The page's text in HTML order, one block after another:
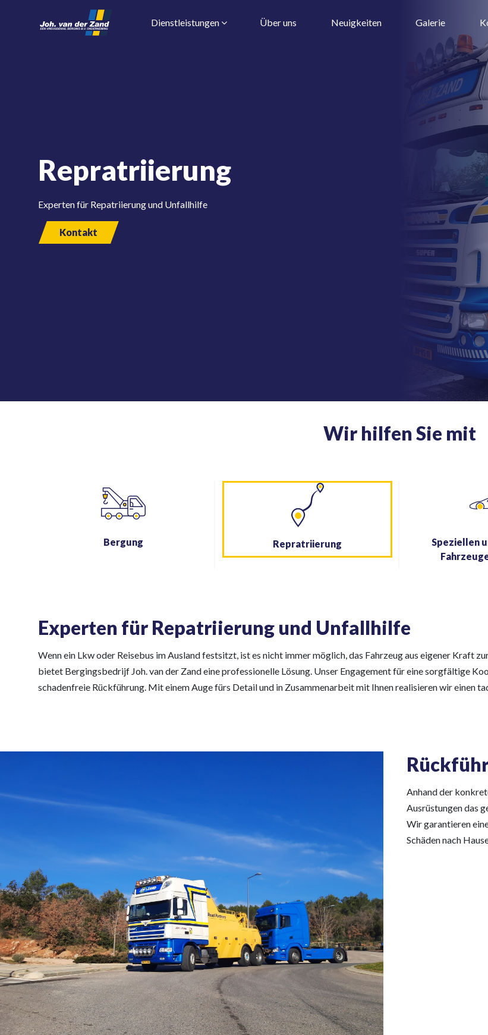
Dienstleistungen Über uns Neuigkeiten Galerie
Repratriierung
Experten für Repatriierung und Unfallhilfe
Kontakt
Wir hilfen Sie mit
Bergung Repratriierung
Speziellen
Experten für Repatriierung und Unfallhilfe
Wenn ein Lkw oder Reisebus im Ausland festsitzt, ist es nicht immer möglich, das Fahrzeug aus eigener Kraft
bietet Bergingsbedrijf Joh. van der Zand eine professionelle Lösung. Unser Engagement für eine sorgfältige
schadenfreie Rückführung. Mit einem Auge fürs Detail und in Zusammenarbeit mit Ihnen realisieren wir einen
Anhand der
Ausrüstungen das
Wir garantieren
Schäden nach